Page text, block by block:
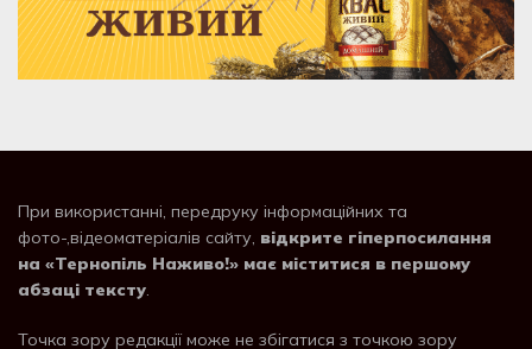
При використанні, передруку інформаційних та
фото-,відеоматеріалів сайту, відкрите гіперпосилання
на «Тернопіль Наживо!» має міститися в першому
абзаці тексту.
Точка зору редакції може не збігатися з точкою зору